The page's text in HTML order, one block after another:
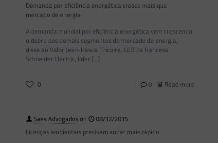
Demanda por eficiência energética cresce mais que
mercado de energia
A demanda mundial por eficiência energética vem crescendo
o dobro dos demais segmentos do mercado de energia,
disse ao Valor Jean-Pascal Tricoire, CEO da francesa
Schneider Electric, líder […]
0 0 Read more
Saes Advogadoson
08/12/2015
Licenças ambientais precisam andar mais rápido